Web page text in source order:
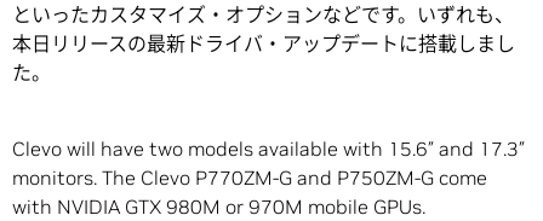
といったカスタマイズ・オプションなどです。いずれも、
本日リリースの最新ドライバ・アップデートに搭載しまし
た。
Clevo will have two models available with 15.6″ and 17.3″
monitors. The Clevo P770ZM-G and P750ZM-G come
with NVIDIA GTX 980M or 970M mobile GPUs.